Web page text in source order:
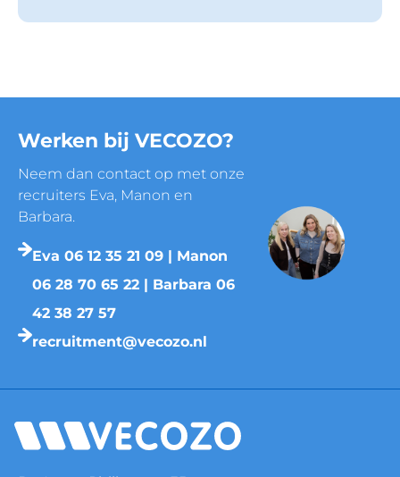
Werken bij VECOZO?
Neem dan contact op met onze
recruiters Eva, Manon en
Barbara.
Eva 06 12 35 21 09 | Manon
06 28 70 65 22 | Barbara 06
42 38 27 57
recruitment@vecozo.nl